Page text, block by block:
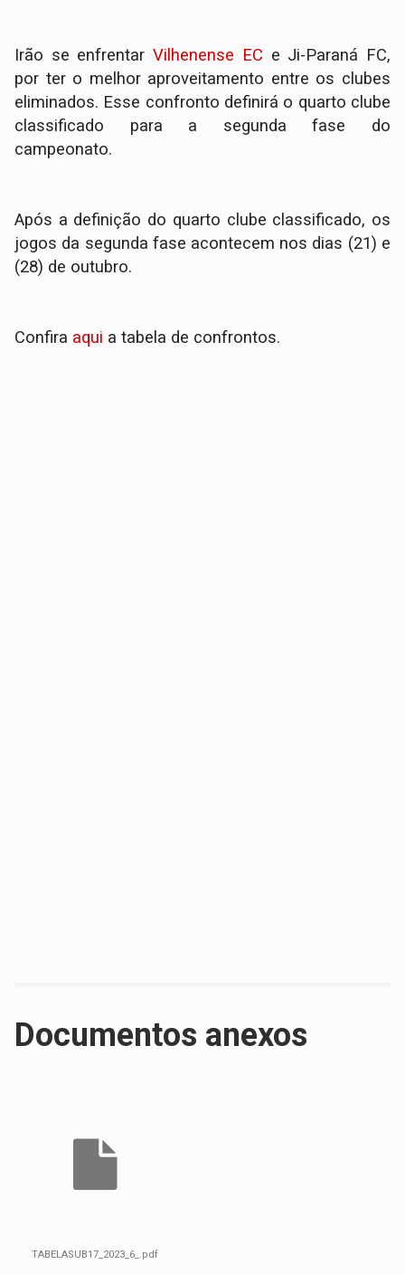
Irão se enfrentarVilhenense EC e Ji-Paraná FC,
por ter o melhor aproveitamento entre os clubes
eliminados. Esse confronto definirá o quarto clube
classificado para a segunda fase do
campeonato.
Após a definição do quarto clube classificado, os
jogos da segunda fase acontecem nos dias (21) e
(28) de outubro.
Confira aqui a tabela de confrontos.
Documentos anexos
TABELASUB17_2023_6_.pdf